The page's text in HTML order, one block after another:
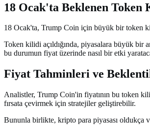
18 Ocak'ta Beklenen Token
18 Ocak'ta, Trump Coin için büyük bir token
Token kilidi açıldığında, piyasalara büyük bir
bu durumun fiyat üzerinde nasıl bir etki
Fiyat Tahminleri ve
Analistler, Trump Coin'in fiyatının bu token
fırsata çevirmek için stratejiler geliştirebilir.
Bununla birlikte, kripto para piyasası oldukça